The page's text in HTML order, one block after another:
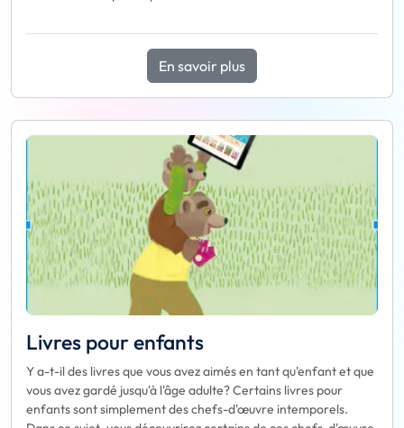
En savoir plus
Livres pour enfants
Y a-t-il des livres que vous avez aimés en tant qu'enfant et que
vous avez gardé jusqu'à l'âge adulte? Certains livres pour
enfants sont simplement des chefs-d'œuvre intemporels.